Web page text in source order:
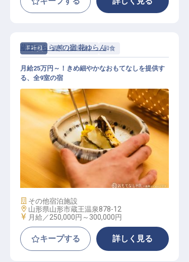
正社員 調理（調理師） 和食
和食 / 正社員
蔵王つららぎの宿 花ゆらん
月給25万円～！きめ細やかなおもてなしを提供す
る、全9室の宿
施設業態
その他宿泊施設
勤務地
山形県山形市蔵王温泉878-12
給与
月給／250,000円～ 300,000円
キープする 詳しく見る